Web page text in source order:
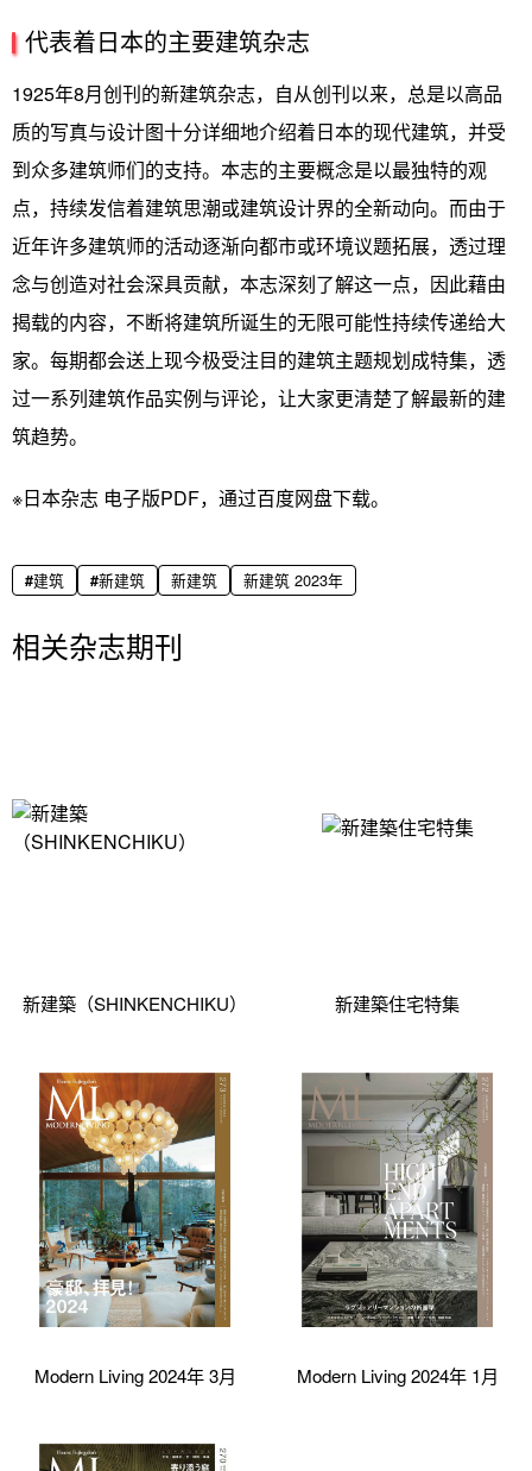
代表着日本的主要建筑杂志
1925年8月创刊的新建筑杂志，自从创刊以来，总是以高品
质的写真与设计图十分详细地介绍着日本的现代建筑，并受
到众多建筑师们的支持。本志的主要概念是以最独特的观
点，持续发信着建筑思潮或建筑设计界的全新动向。而由于
近年许多建筑师的活动逐渐向都市或环境议题拓展，透过理
念与创造对社会深具贡献，本志深刻了解这一点，因此藉由
揭载的内容，不断将建筑所诞生的无限可能性持续传递给大
家。每期都会送上现今极受注目的建筑主题规划成特集，透
过一系列建筑作品实例与评论，让大家更清楚了解最新的建
筑趋势。
※日本杂志 电子版PDF，通过百度网盘下载。
建筑 新建筑 新建筑 新建筑 2023年
相关杂志期刊
新建築（SHINKENCHIKU） 新建築住宅特集
Modern Living 2024年 3月 Modern Living 2024年 1月